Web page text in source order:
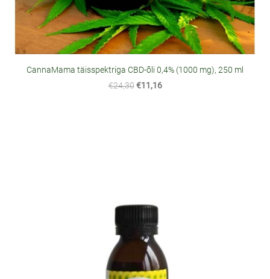
CannaMama täisspektriga CBD-õli 0,4% (1000 mg), 250 ml
€24,30 €11,16